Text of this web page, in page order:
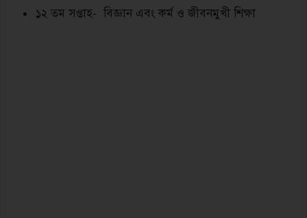
১২ তম সপ্তাহ- বিজ্ঞান এবং কর্ম ও জীবনমুখী শিক্ষা